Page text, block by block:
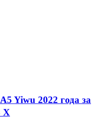
Yiwu 2022 года за
X